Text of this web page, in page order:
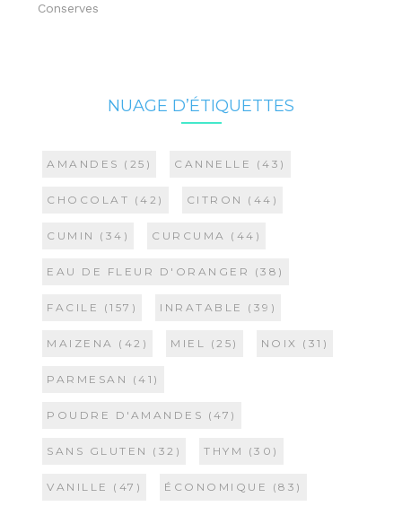
Conserves
NUAGE D’ÉTIQUETTES
AMANDES (25) CANNELLE (43)
CHOCOLAT (42) CITRON (44)
CUMIN (34) CURCUMA (44)
EAU DE FLEUR D'ORANGER (38)
FACILE (157) INRATABLE (39)
MAIZENA (42) MIEL (25) NOIX (31)
PARMESAN (41)
POUDRE D'AMANDES (47)
SANS GLUTEN (32) THYM (30)
VANILLE (47) ÉCONOMIQUE (83)